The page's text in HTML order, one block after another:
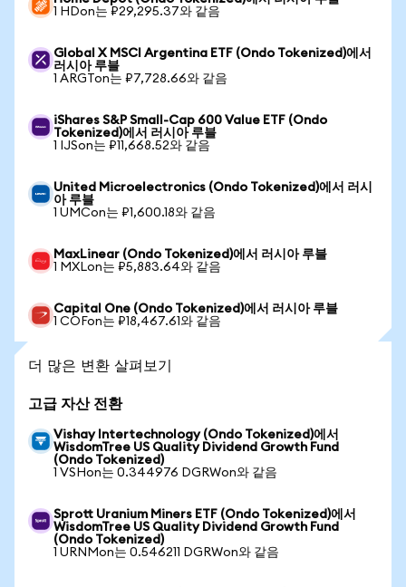
1 HDon는 ₽29,295.37와 같음
Global X MSCI Argentina ETF (Ondo Tokenized)에서
러시아 루블
1 ARGTon는 ₽7,728.66와 같음
iShares S&P Small-Cap 600 Value ETF (Ondo
Tokenized)에서 러시아 루블
1 IJSon는 ₽11,668.52와 같음
United Microelectronics (Ondo Tokenized)에서 러시
아 루블
1 UMCon는 ₽1,600.18와 같음
MaxLinear (Ondo Tokenized)에서 러시아 루블
1 MXLon는 ₽5,883.64와 같음
Capital One (Ondo Tokenized)에서 러시아 루블
1 COFon는 ₽18,467.61와 같음
더 많은 변환 살펴보기
고급 자산 전환
Vishay Intertechnology (Ondo Tokenized)에서
WisdomTree US Quality Dividend Growth Fund
(Ondo Tokenized)
1 VSHon는 0.344976 DGRWon와 같음
Sprott Uranium Miners ETF (Ondo Tokenized)에서
WisdomTree US Quality Dividend Growth Fund
(Ondo Tokenized)
1 URNMon는 0.546211 DGRWon와 같음